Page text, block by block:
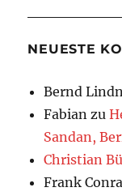
NEUESTE
Bernd
Fabian zu
Sandan,
Christian
Frank